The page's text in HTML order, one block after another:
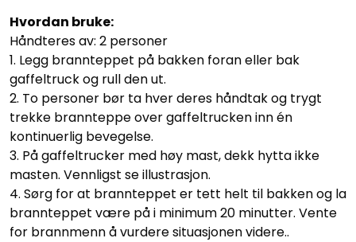
Hvordan bruke:
Håndteres av: 2 personer
1. Legg brannteppet på bakken foran eller bak
gaffeltruck og rull den ut.
2. To personer bør ta hver deres håndtak og trygt
trekke brannteppe over gaffeltrucken inn én
kontinuerlig bevegelse.
3. På gaffeltrucker med høy mast, dekk hytta ikke
masten. Vennligst se illustrasjon.
4. Sørg for at brannteppet er tett helt til bakken og la
brannteppet være på i minimum 20 minutter. Vente
for brannmenn å vurdere situasjonen videre..